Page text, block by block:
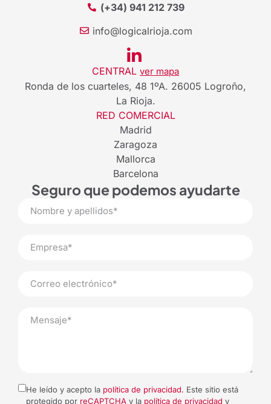
(+34) 941 212 739
info@logicalrioja.com
CENTRAL ver mapa
Ronda de los cuarteles, 48 1ºA. 26005 Logroño,
La Rioja.
RED COMERCIAL
Madrid
Zaragoza
Mallorca
Barcelona
Seguro que podemos ayudarte
He leído y acepto la política de privacidad. Este sitio está
protegido por reCAPTCHA y la política de privacidad y